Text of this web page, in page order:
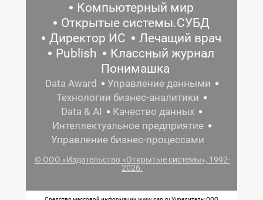
Компьютерный мир
Открытые системы.СУБД
Директор ИС
Лечащий врач
Publish
Классный журнал
Понимашка
Data Award
Управление данными
Технологии бизнес-аналитики
Data & AI
Качество данных
Интеллектуальное предприятие
Управление бизнес-процессами
© ООО «Издательство «Открытые системы», 1992-
2026.